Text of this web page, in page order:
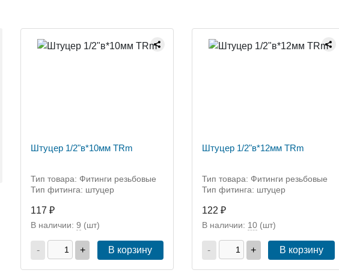
Штуцер 1/2"в*10мм TRm
Тип товара: Фитинги резьбовые
Тип фитинга: штуцер
117 ₽
В наличии: 9 (шт)
- + В корзину
Штуцер 1/2"в*12мм TRm
Тип товара: Фитинги резьбовые
Тип фитинга: штуцер
122 ₽
В наличии: 10(шт)
- + В корзину